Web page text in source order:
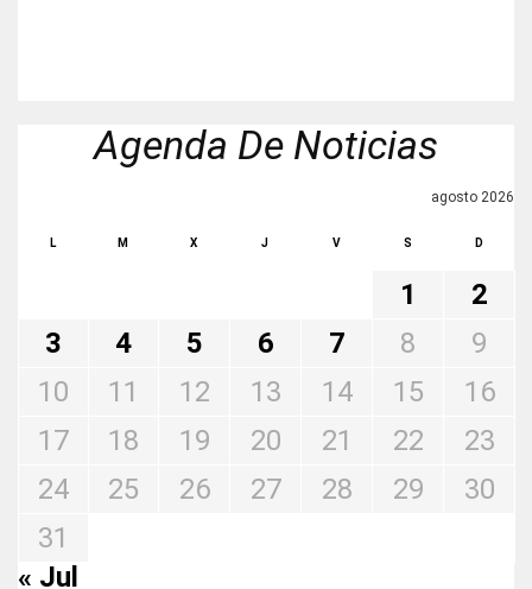
Agenda De Noticias
agosto 2026
L M X J V S D
1
2
3
4 5 6 7 8
9
10
11 12 13 14 15
16
17
18 19 20 21 22
23
24
25 26 27 28 29
30
31
« Jul